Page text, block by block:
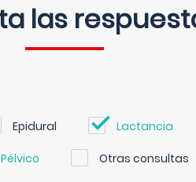
las
Epidural Lactancia
Otras consultas